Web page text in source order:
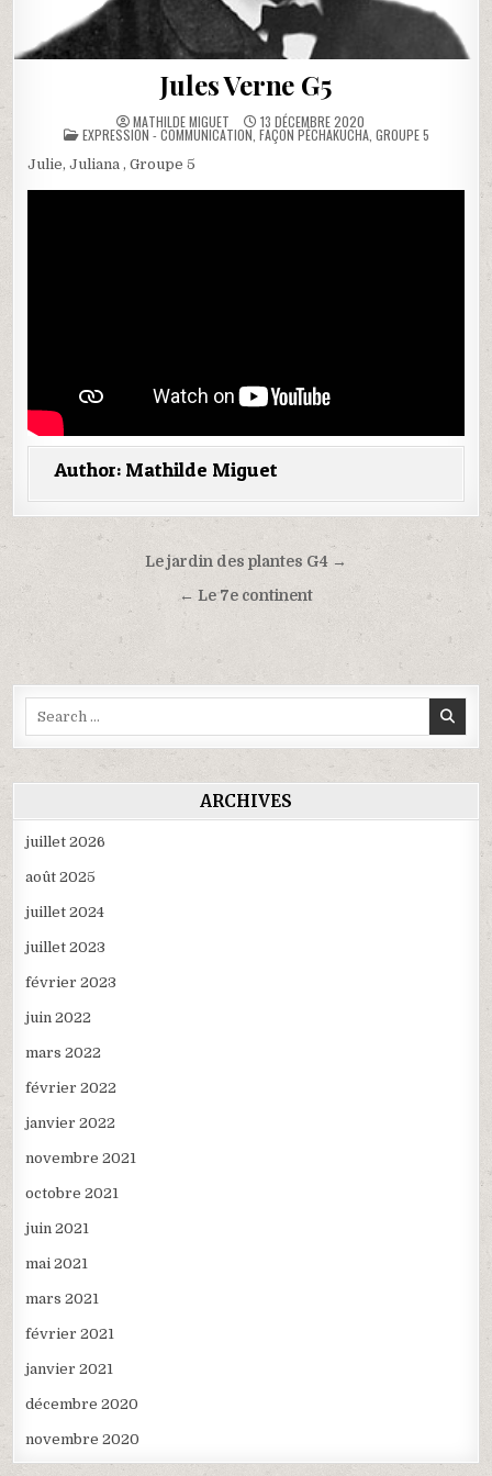
Jules Verne G5
MATHILDE MIGUET 13 DÉCEMBRE 2020
POSTED
IN
EXPRESSION - COMMUNICATION FAÇON PÉCHAKUCHA, GROUPE 5
Julie, Juliana , Groupe 5
Author: Mathilde Miguet
Navigation
de
l’article
Le jardin des plantes G4 →
← Le 7e continent
ARCHIVES
juillet 2026
août 2025
juillet 2024
juillet 2023
février 2023
juin 2022
mars 2022
février 2022
janvier 2022
novembre 2021
octobre 2021
juin 2021
mai 2021
mars 2021
février 2021
janvier 2021
décembre 2020
novembre 2020